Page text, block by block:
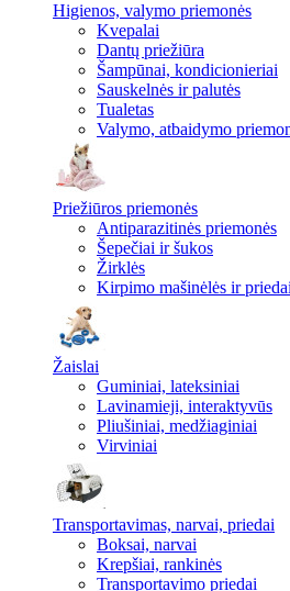
Higienos, valymo priemonės
Kvepalai
Dantų priežiūra
Šampūnai, kondicionieriai
Sauskelnės ir palutės
Tualetas
Valymo, atbaidymo
Priežiūros priemonės
Antiparazitinės priemonės
Šepečiai ir šukos
Žirklės
Kirpimo mašinėlės ir priedai
Žaislai
Guminiai, lateksiniai
Lavinamieji, interaktyvūs
Pliušiniai, medžiaginiai
Virviniai
Transportavimas, narvai, priedai
Boksai, narvai
Krepšiai, rankinės
Transportavimo priedai